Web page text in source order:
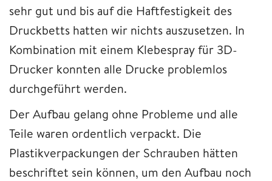
sehr gut und bis auf die Haftfestigkeit des
Druckbetts hatten wir nichts auszusetzen. In
Kombination mit einem Klebespray für 3D-
Drucker konnten alle Drucke problemlos
durchgeführt werden.
Der Aufbau gelang ohne Probleme und alle
Teile waren ordentlich verpackt. Die
Plastikverpackungen der Schrauben hätten
beschriftet sein können, um den Aufbau noch